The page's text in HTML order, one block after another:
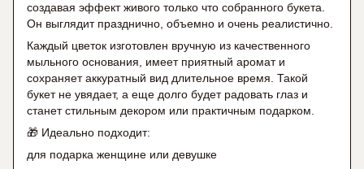
создавая эффект живого только что собранного букета.
Он выглядит празднично, объемно и очень реалистично.
Каждый цветок изготовлен вручную из качественного
мыльного основания, имеет приятный аромат и
сохраняет аккуратный вид длительное время. Такой
букет не увядает, а еще долго будет радовать глаз и
станет стильным декором или практичным подарком.
🎁 Идеально подходит:
для подарка женщине или девушке